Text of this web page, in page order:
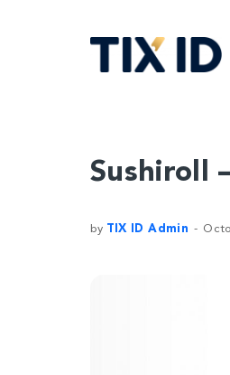
Sushiroll
by TIX ID Admin